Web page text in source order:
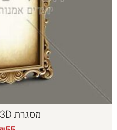
מסגרת 3D עומדת